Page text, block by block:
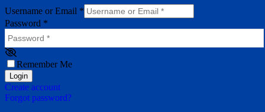
Username or Email *
Password *
Remember Me
Login
Create account
Forgot password?